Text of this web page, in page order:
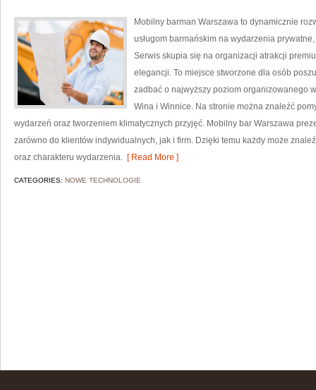
Mobilny barman Warszawa to dynamicznie
usługom barmańskim na wydarzenia
Serwis skupia się na organizacji atrakcji
elegancji. To miejsce stworzone dla osób
zadbać o najwyższy poziom organizowanego
Wina i Winnice. Na stronie można znaleźć
wydarzeń oraz tworzeniem klimatycznych przyjęć. Mobilny bar Warszawa
zarówno do klientów indywidualnych, jak i firm. Dzięki temu każdy może
oraz charakteru wydarzenia. [ Read More ]
CATEGORIES: NOWE TECHNOLOGIE